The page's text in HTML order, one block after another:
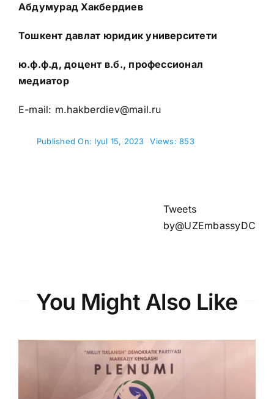
Абдумурад Хакбердиев
Тошкент давлат юридик университети
ю.ф.ф.д, доцент в.б., профессионал
медиатор
E-mail: m.hakberdiev@mail.ru
Published On: Iyul 15, 2023 Views: 853
Tweets
by@UZEmbassyDC
You Might Also Like